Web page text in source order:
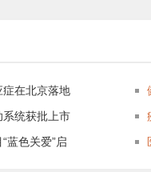
在北京落地
系统获批上市
蓝色关爱”启